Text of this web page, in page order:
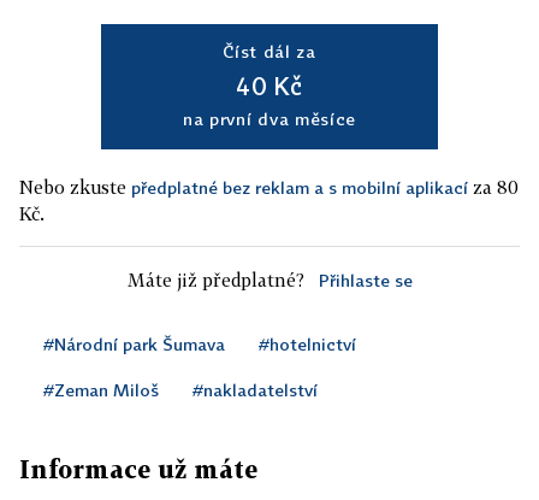
Číst dál za
40 Kč
na první dva měsíce
Nebo zkuste předplatné bez reklam a s mobilní aplikací za 80
Kč.
Máte již předplatné? Přihlaste se
#Národní park Šumava #hotelnictví
#Zeman Miloš #nakladatelství
Informace už máte